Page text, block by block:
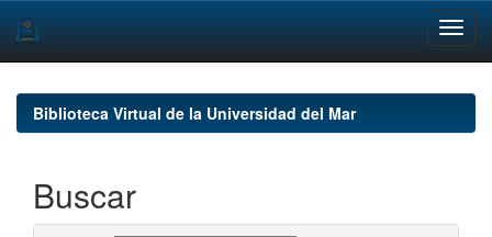
navigationBiblioteca Virtual de la Universidad del Mar
Buscar